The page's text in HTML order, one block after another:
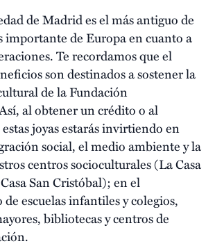
de Madrid es el más antiguo de
importante de Europa en cuanto a
Te recordamos que el
son destinados a sostener la
de la Fundación
al obtener un crédito o al
joyas estarás invirtiendo en
social, el medio ambiente y la
centros socioculturales (La Casa
San Cristóbal); en el
escuelas infantiles y colegios,
bibliotecas y centros de